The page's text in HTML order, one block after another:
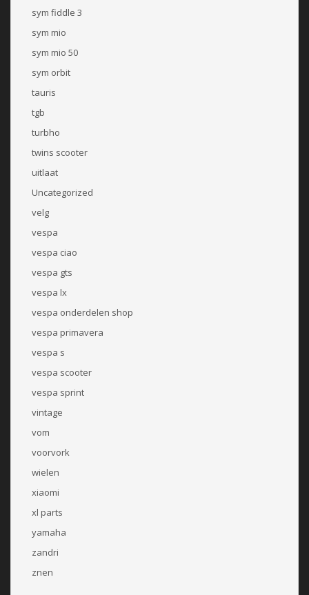
sym fiddle 3
sym mio
sym mio 50
sym orbit
tauris
tgb
turbho
twins scooter
uitlaat
Uncategorized
velg
vespa
vespa ciao
vespa gts
vespa lx
vespa onderdelen shop
vespa primavera
vespa s
vespa scooter
vespa sprint
vintage
vom
voorvork
wielen
xiaomi
xl parts
yamaha
zandri
znen